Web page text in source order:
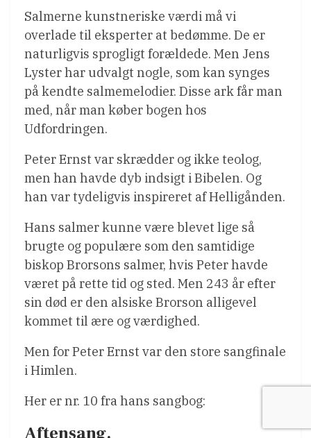
Salmerne kunstneriske værdi må vi
overlade til eksperter at bedømme. De er
naturligvis sprogligt forældede. Men Jens
Lyster har udvalgt nogle, som kan synges
på kendte salmemelodier. Disse ark får man
med, når man køber bogen hos
Udfordringen.
Peter Ernst var skrædder og ikke teolog,
men han havde dyb indsigt i Bibelen. Og
han var tydeligvis inspireret af Helligånden.
Hans salmer kunne være blevet lige så
brugte og populære som den samtidige
biskop Brorsons salmer, hvis Peter havde
været på rette tid og sted. Men 243 år efter
sin død er den alsiske Brorson alligevel
kommet til ære og værdighed.
Men for Peter Ernst var den store sangfinale
i Himlen.
Her er nr. 10 fra hans sangbog:
Aftensang.